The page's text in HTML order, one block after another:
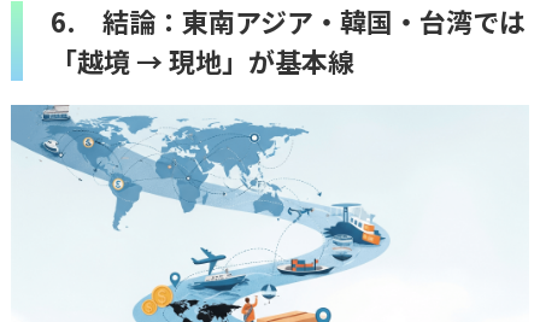
6. 結論：東南アジア・韓国・台湾では
「越境 → 現地」が基本線